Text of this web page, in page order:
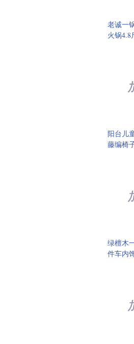
老诚一
火锅4.8
阳台儿
藤编椅
绿檀木
件车内